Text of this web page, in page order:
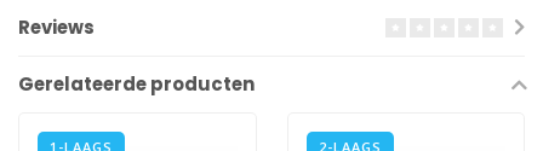
Reviews
Gerelateerde producten
1-LAAGS 2-LAAGS